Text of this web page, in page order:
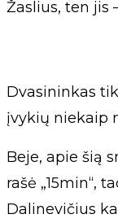
Žaslius, ten jis
Dvasininkas
įvykių niekaip
Beje, apie šią
rašė „15min“,
Dalinevičius